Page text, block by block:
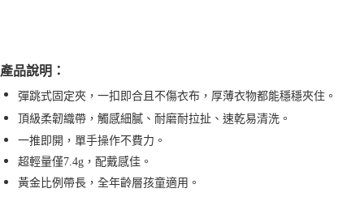
產品說明：
彈跳式固定夾，一扣即合且不傷衣布，厚薄衣物都能穩穩夾住。
頂級柔韌織帶，觸感細膩、耐磨耐拉扯、速乾易清洗。
一推即開，單手操作不費力。
超輕量僅7.4g，配戴感佳。
黃金比例帶長，全年齡層孩童適用。